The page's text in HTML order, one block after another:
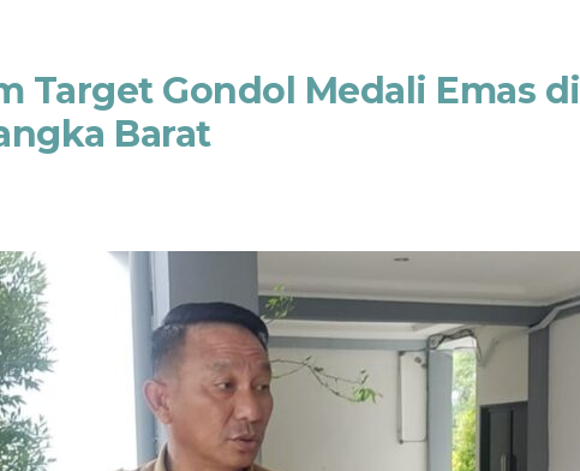
Target Gondol Medali Emas di
Barat